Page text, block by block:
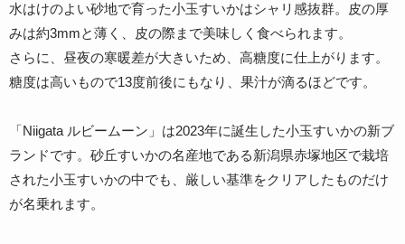
水はけのよい砂地で育った小玉すいかはシャリ感抜群。皮の厚
みは約3mmと薄く、皮の際まで美味しく食べられます。
さらに、昼夜の寒暖差が大きいため、高糖度に仕上がります。
糖度は高いもので13度前後にもなり、果汁が滴るほどです。
「Niigata ルビームーン」は2023年に誕生した小玉すいかの新ブ
ランドです。砂丘すいかの名産地である新潟県赤塚地区で栽培
された小玉すいかの中でも、厳しい基準をクリアしたものだけ
が名乗れます。